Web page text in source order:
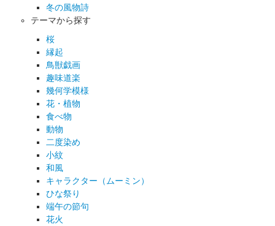
冬の風物詩
テーマから探す
桜
縁起
鳥獣戯画
趣味道楽
幾何学模様
花・植物
食べ物
動物
二度染め
小紋
和風
キャラクター（ムーミン）
ひな祭り
端午の節句
花火